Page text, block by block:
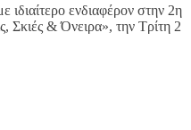
ιδιαίτερο ενδιαφέρον στην 2η
Σκιές & Όνειρα», την Τρίτη 2